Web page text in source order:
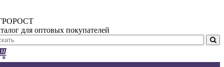
для оптовых покупателей